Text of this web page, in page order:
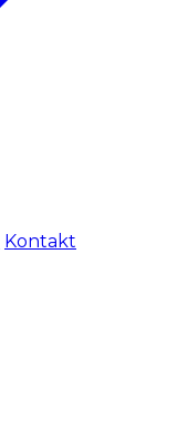
Kontakt